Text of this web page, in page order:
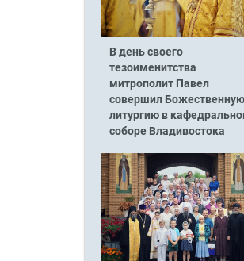
В день своего
тезоименитства
митрополит Павел
совершил Божественную
литургию в
соборе Владивостока